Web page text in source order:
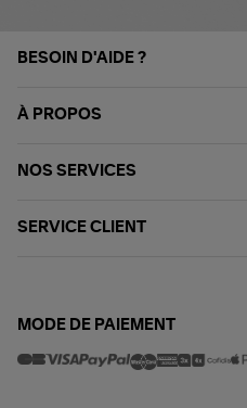
BESOIN D'AIDE ?
À PROPOS
NOS SERVICES
SERVICE CLIENT
MODE DE PAIEMENT